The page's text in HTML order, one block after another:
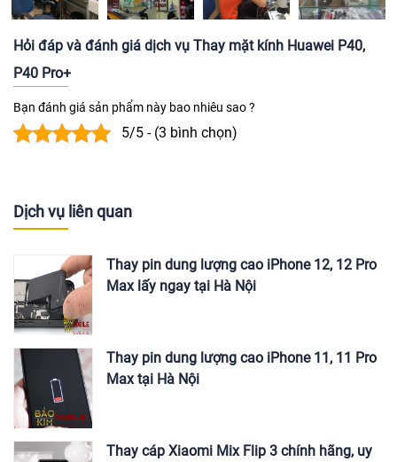
Hỏi đáp và đánh giá dịch vụ Thay mặt kính Huawei P40,
P40 Pro+
Bạn đánh giá sản phẩm này bao nhiêu sao ?
5/5 - (3 bình chọn)
Dịch vụ liên quan
Thay pin dung lượng cao iPhone 12, 12 Pro
Max lấy ngay tại Hà Nội
Thay pin dung lượng cao iPhone 11, 11 Pro
Max tại Hà Nội
Thay cáp Xiaomi Mix Flip 3 chính hãng, uy